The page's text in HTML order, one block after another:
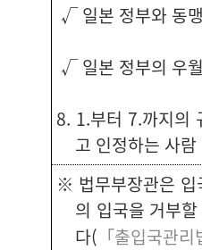
√ 일본 정부와 동
√ 일본 정부의 우
8. 1.부터 7.까지의
고 인정하는 사람
※ 법무부장관은 입
의 입국을 거부
다( 「출입국관